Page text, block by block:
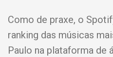
Como de praxe, o
ranking das músicas
Paulo na plataforma de